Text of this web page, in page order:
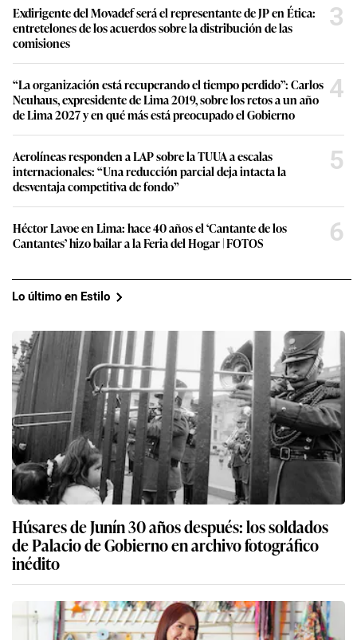
Exdirigente del Movadef será el representante de JP en Ética:
entretelones de los acuerdos sobre la distribución de las
comisiones
3
“La organización está recuperando el tiempo perdido”: Carlos
Neuhaus, expresidente de Lima 2019, sobre los retos a un año
de Lima 2027 y en qué más está preocupado el Gobierno
4
Aerolíneas responden a LAP sobre la TUUA a escalas
internacionales: “Una reducción parcial deja intacta la
desventaja competitiva de fondo”
5
Héctor Lavoe en Lima: hace 40 años el ‘Cantante de los
Cantantes’ hizo bailar a la Feria del Hogar | FOTOS
6
Lo último en Estilo
Húsares de Junín 30 años después: los soldados
de Palacio de Gobierno en archivo fotográfico
inédito